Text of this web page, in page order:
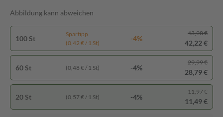
Abbildung kann abweichen
100 St
Spartipp
(0,42 € / 1 St)
-4%
43,98 €
42,22 €
60 St (0,48 € / 1 St) -4%
29,99 €
28,79 €
20 St (0,57 € / 1 St) -4%
11,97 €
11,49 €